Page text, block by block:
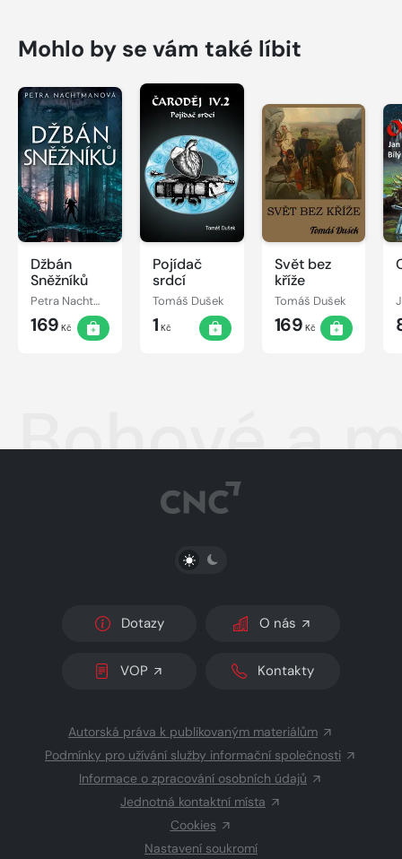
Mohlo by se vám také líbit
Džbán
Sněžníků
Petra Nachtmanová
169 Kč
Pojídač
srdcí
Tomáš Dušek
1 Kč
Svět bez
kříže
Tomáš Dušek
169 Kč
Bohové a
PŘEPNOUT SVĚTLÝ/TMAVÝ REŽIM
Dotazy O nás
VOP Kontakty
Autorská práva k publikovaným materiálům
Podmínky pro užívání služby informační společnosti
Informace o zpracování osobních údajů
Jednotná kontaktní místa
Cookies
Nastavení soukromí